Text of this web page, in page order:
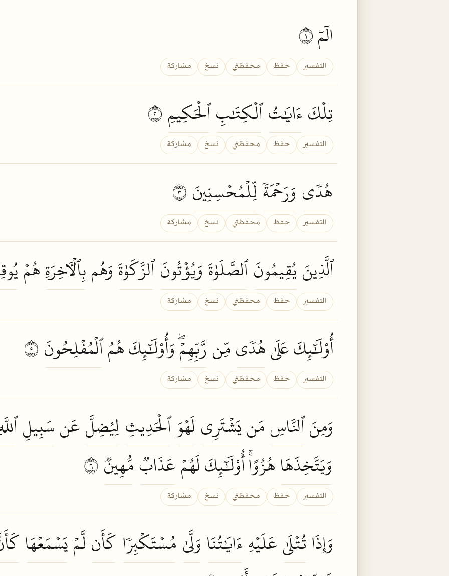
الٓمٓ ١
التفسير حفظ محفظتي نسخ مشاركة
تِلۡكَءَايَٰتُٱلۡكِتَٰبِٱلۡحَكِيمِ
التفسير حفظ محفظتي نسخ مشاركة
هُدٗى وَرَحۡمَةٗلِّلۡمُحۡسِنِينَ
التفسير حفظ محفظتي نسخ مشاركة
ٱلَّذِينَيُقِيمُونَٱلصَّلَوٰةَوَيُؤۡتُونَٱلزَّكَوٰةَوَهُمبِٱلۡأٓخِرَةِهُمۡ
التفسير حفظ محفظتي نسخ مشاركة
أُوْلَٰٓئِكَ عَلَىٰهُدٗىمِّنرَّبِّهِمۡۖوَأُوْلَٰٓئِكَ هُمُٱلۡمُفۡلِحُونَ
التفسير حفظ محفظتي نسخ مشاركة
وَمِنَٱلنَّاسِمَنيَشۡتَرِي لَهۡوَ ٱلۡحَدِيثِلِيُضِلَّعَنسَبِيلِ
وَيَتَّخِذَهَاهُزُوًاۚ أُوْلَٰٓئِكَ لَهُمۡعَذَابٞمُّهِينٞ
التفسير حفظ محفظتي نسخ مشاركة
وَإِذَاتُتۡلَىٰعَلَيۡهِءَايَٰتُنَا وَلَّىٰ مُسۡتَكۡبِرٗا كَأَنلَّمۡيَسۡمَعۡهَا